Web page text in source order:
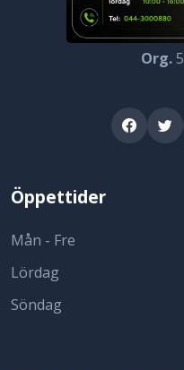
Org.
Öppettider
Mån - Fre
Lördag
Söndag